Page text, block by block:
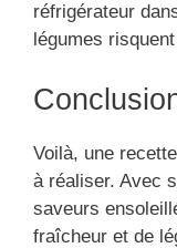
réfrigérateur
légumes
Voilà, une
à réaliser. Avec
saveurs
fraîcheur et de